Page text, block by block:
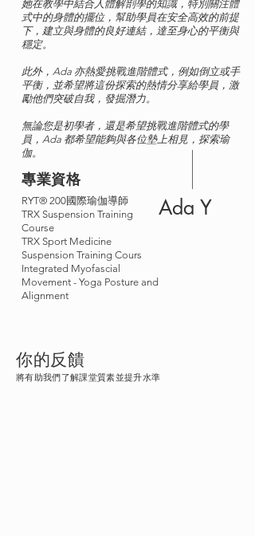
她在教學中結合人體解剖學的知識，特別關注體
式中的身體的擺位，幫助學員在安全高效的前提
下，建立與身體的良好連結，達至身心的平衡與
穩定。
此外，Ada 亦熱愛挑戰進階體式，例如倒立或手
平衡，並希望將這份探索的熱情分享給學員，激
勵他們突破自我，發掘潛力。
無論您是初學者，還是希望挑戰進階體式的學
員，Ada 都希望能夠與各位墊上相見，探索瑜
伽。
專業資格
RYT® 200國際瑜伽導師
TRX Suspension Training
Course
TRX Sport Medicine
Suspension Training Cours
Integrated Myofascial
Movement - Yoga Posture and
Alignment
Ada Y
​你的反饋
將有助我們了解課堂質素並提升水準